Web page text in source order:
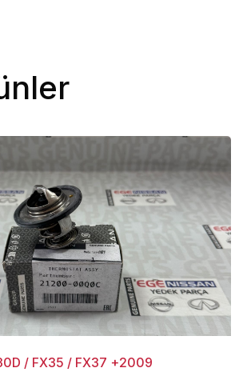
/ FX35 / FX37 +2009